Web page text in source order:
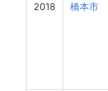
2018 橋本市